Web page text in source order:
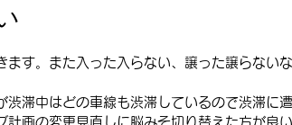
す。また入った入らない、譲った譲らない
渋滞中はどの車線も渋滞しているので渋滞に
画の変更見直しに脳みそ切り替えた方が良い